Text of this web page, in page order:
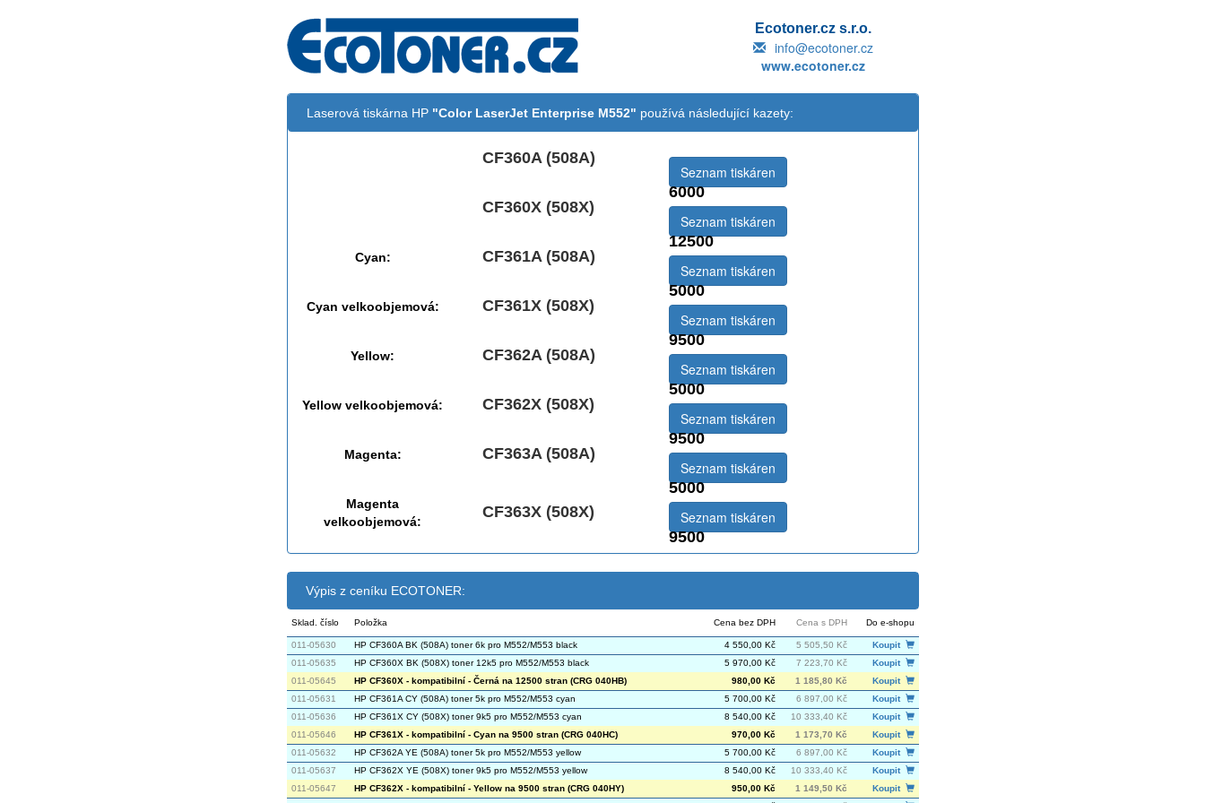
Ecotoner.cz s.r.o.
info@ecotoner.cz
www.ecotoner.cz
Laserová tiskárna HP "Color LaserJet Enterprise M552" používá následující kazety:
CF360A (508A)
6000
Seznam tiskáren
CF360X (508X)
12500
Seznam tiskáren
Cyan:
CF361A (508A)
5000
Seznam tiskáren
Cyan velkoobjemová:
CF361X (508X)
9500
Seznam tiskáren
Yellow:
CF362A (508A)
5000
Seznam tiskáren
Yellow velkoobjemová:
CF362X (508X)
9500
Seznam tiskáren
Magenta:
CF363A (508A)
5000
Seznam tiskáren
Magenta
velkoobjemová:
CF363X (508X)
9500
Seznam tiskáren
Výpis z ceníku ECOTONER:
Sklad. číslo Položka Cena bez DPH Cena s DPH Do e-shopu
011-05630 HP CF360A BK (508A) toner 6k pro M552/M553 black 4 550,00 Kč 5 505,50 Kč
Koupit
011-05635
HP CF360X BK (508X) toner 12k5 pro M552/M553 black 5 970,00 Kč 7 223,70 Kč
Koupit
011-05645
HP CF360X - kompatibilní - Černá na 12500 stran (CRG 040HB) 980,00 Kč 1 185,80 Kč
Koupit
011-05631
HP CF361A CY (508A) toner 5k pro M552/M553 cyan 5 700,00 Kč 6 897,00 Kč
Koupit
011-05636
HP CF361X CY (508X) toner 9k5 pro M552/M553 cyan 8 540,00 Kč 10 333,40 Kč
Koupit
011-05646
HP CF361X - kompatibilní - Cyan na 9500 stran (CRG 040HC) 970,00 Kč 1 173,70 Kč
Koupit
011-05632
HP CF362A YE (508A) toner 5k pro M552/M553 yellow 5 700,00 Kč 6 897,00 Kč
Koupit
011-05637
HP CF362X YE (508X) toner 9k5 pro M552/M553 yellow 8 540,00 Kč 10 333,40 Kč
Koupit
011-05647
HP CF362X - kompatibilní - Yellow na 9500 stran (CRG 040HY) 950,00 Kč 1 149,50 Kč
Koupit